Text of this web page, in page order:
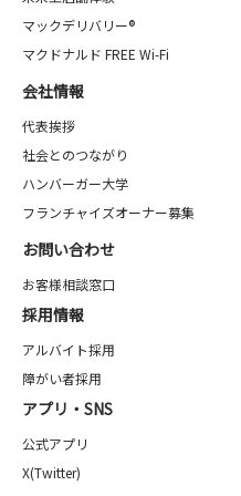
マックデリバリー®
マクドナルド FREE Wi-Fi
会社情報
代表挨拶
社会とのつながり
ハンバーガー大学
フランチャイズオーナー募集
お問い合わせ
お客様相談窓口
採用情報
アルバイト採用
障がい者採用
アプリ・SNS
公式アプリ
X(Twitter)